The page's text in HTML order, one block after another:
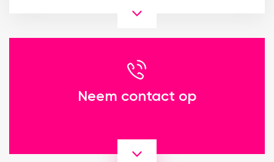
Neem contact op